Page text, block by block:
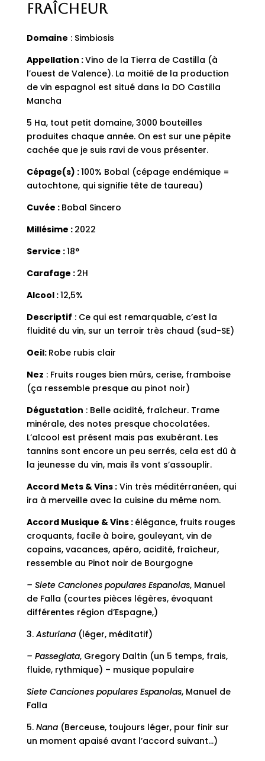
fraîcheur
Domaine : Simbiosis
Appellation :Vino de la Tierra de Castilla (à
l’ouest de Valence). La moitié de la production
de vin espagnol est situé dans la DO Castilla
Mancha
5 Ha, tout petit domaine, 3000 bouteilles
produites chaque année. On est sur une pépite
cachée que je suis ravi de vous présenter.
Cépage(s) :100% Bobal (cépage endémique =
autochtone, qui signifie tête de taureau)
Cuvée : Bobal Sincero
Millésime : 2022
Service :18°
Carafage : 2H
Alcool :12,5%
Descriptif : Ce qui est remarquable, c’est la
fluidité du vin, sur un terroir très chaud (sud-SE)
Oeil: Robe rubis clair
Nez : Fruits rouges bien mûrs, cerise, framboise
(ça ressemble presque au pinot noir)
Dégustation : Belle acidité, fraîcheur. Trame
minérale, des notes presque chocolatées.
L’alcool est présent mais pas exubérant. Les
tannins sont encore un peu serrés, cela est dû à
la jeunesse du vin, mais ils vont s’assouplir.
Accord Mets & Vins :Vin très méditérranéen, qui
ira à merveille avec la cuisine du même nom.
Accord Musique & Vins : élégance, fruits rouges
croquants, facile à boire, gouleyant, vin de
copains, vacances, apéro, acidité, fraîcheur,
ressemble au Pinot noir de Bourgogne
– Siete Canciones populares Espanolas, Manuel
de Falla (courtes pièces légères, évoquant
différentes région d’Espagne,)
3. Asturiana (léger, méditatif)
– Passegiata, Gregory Daltin (un 5 temps, frais,
fluide, rythmique) – musique populaire
Siete Canciones populares Espanolas, Manuel de
Falla
5. Nana (Berceuse, toujours léger, pour finir sur
un moment apaisé avant l’accord suivant…)